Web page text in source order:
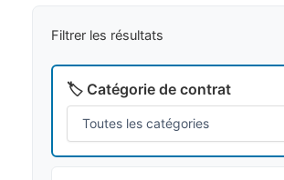
Filtrer les résultats
🏷️ Catégorie de contrat